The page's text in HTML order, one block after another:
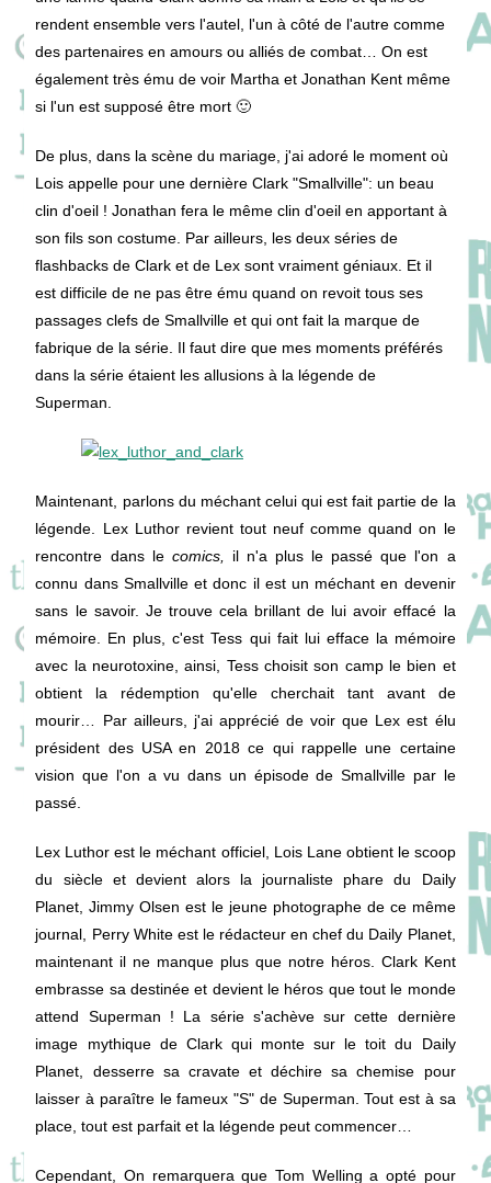
rendent ensemble vers l'autel, l'un à côté de l'autre comme
des partenaires en amours ou alliés de combat… On est
également très ému de voir Martha et Jonathan Kent même
si l'un est supposé être mort 🙂
De plus, dans la scène du mariage, j'ai adoré le moment où
Lois appelle pour une dernière Clark "Smallville": un beau
clin d'oeil ! Jonathan fera le même clin d'oeil en apportant à
son fils son costume. Par ailleurs, les deux séries de
flashbacks de Clark et de Lex sont vraiment géniaux. Et il
est difficile de ne pas être ému quand on revoit tous ses
passages clefs de Smallville et qui ont fait la marque de
fabrique de la série. Il faut dire que mes moments préférés
dans la série étaient les allusions à la légende de
Superman.
Maintenant, parlons du méchant celui qui est fait partie de la
légende. Lex Luthor revient tout neuf comme quand on le
rencontre dans le comics, il n'a plus le passé que l'on a
connu dans Smallville et donc il est un méchant en devenir
sans le savoir. Je trouve cela brillant de lui avoir effacé la
mémoire. En plus, c'est Tess qui fait lui efface la mémoire
avec la neurotoxine, ainsi, Tess choisit son camp le bien et
obtient la rédemption qu'elle cherchait tant avant de
mourir… Par ailleurs, j'ai apprécié de voir que Lex est élu
président des USA en 2018 ce qui rappelle une certaine
vision que l'on a vu dans un épisode de Smallville par le
passé.
Lex Luthor est le méchant officiel, Lois Lane obtient le scoop
du siècle et devient alors la journaliste phare du Daily
Planet, Jimmy Olsen est le jeune photographe de ce même
journal, Perry White est le rédacteur en chef du Daily Planet,
maintenant il ne manque plus que notre héros. Clark Kent
embrasse sa destinée et devient le héros que tout le monde
attend Superman ! La série s'achève sur cette dernière
image mythique de Clark qui monte sur le toit du Daily
Planet, desserre sa cravate et déchire sa chemise pour
laisser à paraître le fameux "S" de Superman. Tout est à sa
place, tout est parfait et la légende peut commencer…
Cependant, On remarquera que Tom Welling a opté pour